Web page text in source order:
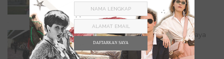
Fashion,Lookbook July 16, 2023
Chanel Haute Couture Fall Winter 2023: Gaya
Effortless...
Fashion,Lookbook July 11, 2023
DAFTARKAN SAYA